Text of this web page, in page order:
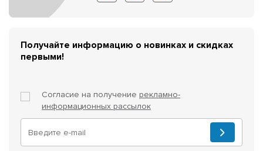
Получайте информацию о новинках и скидках
первыми!
Согласие на получение рекламно-
информационных рассылок